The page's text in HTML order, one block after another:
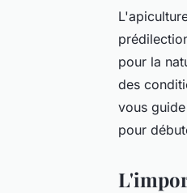
pour la
des
vous
pour